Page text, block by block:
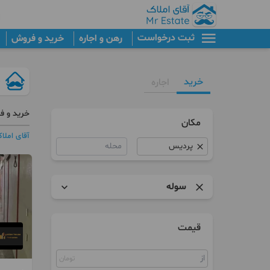
ثبت درخواست رهن و اجاره خرید و فروش
خرید اجاره
مکان
محله
سوله
برج
کلنگی
قیمت
تومان
خرید و
آقای